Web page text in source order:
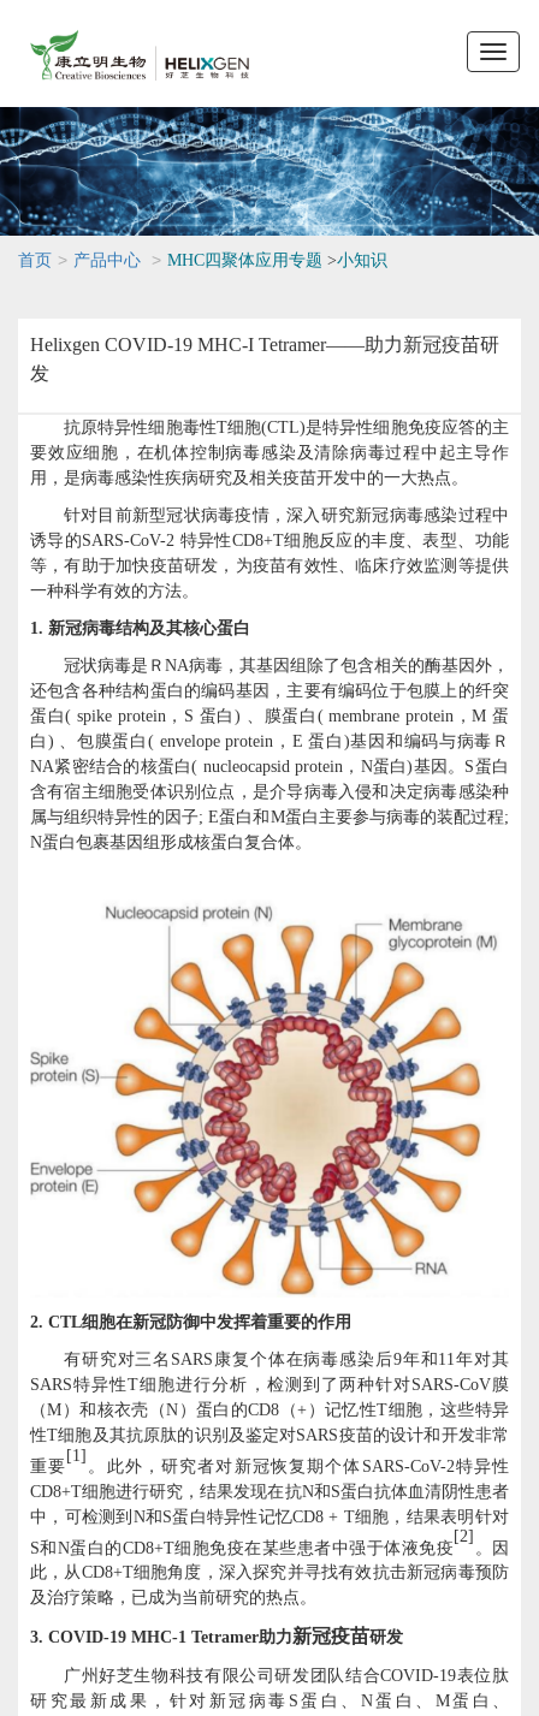
Toggle
首页 > 产品中心 > MHC四聚体应用专题 >小知识
Helixgen COVID-19 MHC-I Tetramer——助力新冠疫苗研
发
抗原特异性细胞毒性T细胞(CTL)是特异性细胞免疫应答的主
要效应细胞，在机体控制病毒感染及清除病毒过程中起主导作
用，是病毒感染性疾病研究及相关疫苗开发中的一大热点。
针对目前新型冠状病毒疫情，深入研究新冠病毒感染过程中
诱导的SARS-CoV-2 特异性CD8+T细胞反应的丰度、表型、功能
等，有助于加快疫苗研发，为疫苗有效性、临床疗效监测等提供
一种科学有效的方法。
1. 新冠病毒结构及其核心蛋白
冠状病毒是Ｒ NA病毒，其基因组除了包含相关的酶基因外，
还包含各种结构蛋白的编码基因，主要有编码位于包膜上的纤突
蛋白( spike protein，S 蛋白) 、膜蛋白( membrane protein，M 蛋
白) 、包膜蛋白( envelope protein，E 蛋白)基因和编码与病毒Ｒ
NA紧密结合的核蛋白( nucleocapsid protein，N蛋白)基因。S蛋白
含有宿主细胞受体识别位点，是介导病毒入侵和决定病毒感染种
属与组织特异性的因子; E蛋白和M蛋白主要参与病毒的装配过程;
N蛋白包裹基因组形成核蛋白复合体。
2. CTL细胞在新冠防御中发挥着重要的作用
有研究对三名 SARS康复个体在病毒感染后9年和11年对其
SARS特异性T细胞进行分析，检测到了两种针对SARS-CoV膜
（M）和核衣壳（N）蛋白的CD8（+）记忆性T细胞，这些特异
性T细胞及其抗原肽的识别及鉴定对SARS疫苗的设计和开发非常
重要
[1]
。此外，研究者对新冠恢复期个体 SARS-CoV-2特异性
CD8+T细胞进行研究，结果发现在抗N和S蛋白抗体血清阴性患者
中，可检测到N和S蛋白特异性记忆CD8 + T细胞 ， 结果表明 针对
S和N蛋白的CD8+T细胞免疫在某些患者中强于体液免疫
[2]
。 因
此，从CD8+T细胞角度，深入探究并寻找有效抗击新冠病毒预防
及治疗策略，已成为当前研究的热点。
3. COVID-19 MHC-1 Tetramer助力新冠疫苗研发
广州好芝生物科技有限公司研发团队结合COVID-19表位肽
研究最新成果， 针对新冠病毒 S蛋白、N蛋白、 M蛋白、